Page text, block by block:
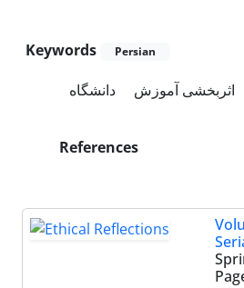
Keywords Persian
اثربخشی آموزش
دانشگاه
References